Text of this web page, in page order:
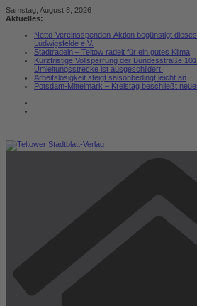
Zum
Inhalt
Samstag, August 8, 2026
Aktuelles:
Netto-Vereinsspenden-Aktion begünstigt
Ludwigsfelde e.V.
Stadtradeln – Teltow radelt für ein gutes Klima
Kurzfristige Vollsperrung der Bundesstraße
Umleitungsstrecke ist ausgeschildert
Arbeitslosigkeit steigt saisonbedingt leicht an
Potsdam-Mittelmark – Kreistag beschließt